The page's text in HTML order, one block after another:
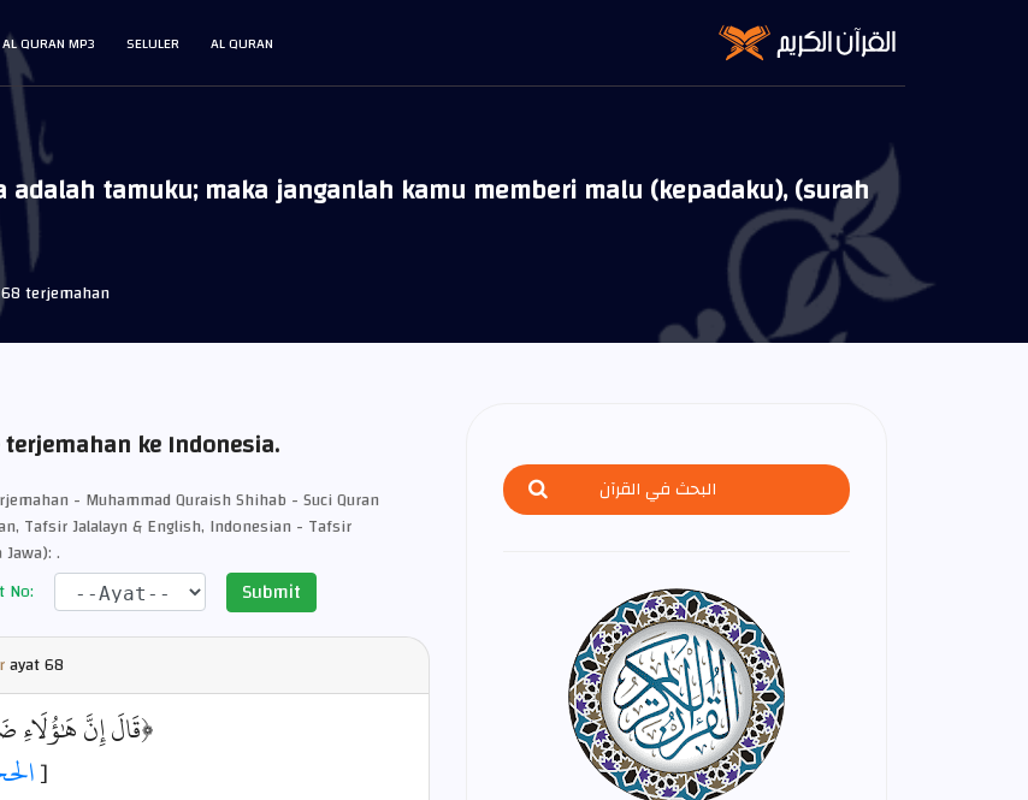
AL QURAN
SELULER
AL QURAN MP3
adalah tamuku; maka janganlah kamu memberi malu (kepadaku), (surah
terjemahan
ke Indonesia.
- Muhammad Quraish Shihab - Suci Quran
Tafsir Jalalayn & English, Indonesian - Tafsir
.
No: Submit
ayat68
﴿قَالَ إِنَّ
[